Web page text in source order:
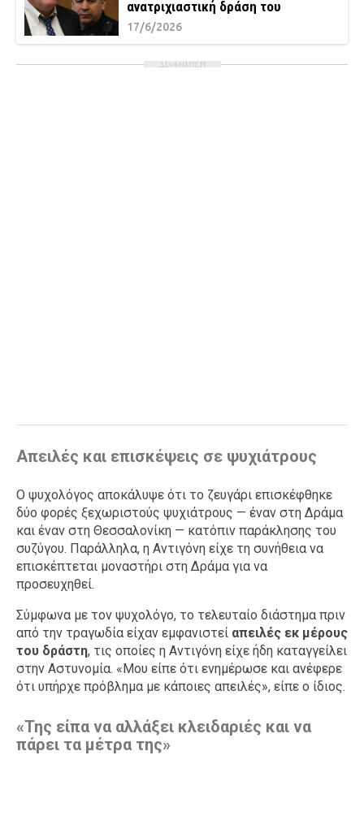
ανατριχιαστική δράση του
17/6/2026
ΔΙΑΦΗΜΙΣΗ
Απειλές και επισκέψεις σε ψυχιάτρους
Ο ψυχολόγος αποκάλυψε ότι το ζευγάρι επισκέφθηκε
δύο φορές ξεχωριστούς ψυχιάτρους — έναν στη Δράμα
και έναν στη Θεσσαλονίκη — κατόπιν παράκλησης του
συζύγου. Παράλληλα, η Αντιγόνη είχε τη συνήθεια να
επισκέπτεται μοναστήρι στη Δράμα για να
προσευχηθεί.
Σύμφωνα με τον ψυχολόγο, το τελευταίο διάστημα πριν
από την τραγωδία είχαν εμφανιστεί απειλές εκ μέρους
του δράστη, τις οποίες η Αντιγόνη είχε ήδη καταγγείλει
στην Αστυνομία. «Μου είπε ότι ενημέρωσε και ανέφερε
ότι υπήρχε πρόβλημα με κάποιες απειλές», είπε ο ίδιος.
«Της είπα να αλλάξει κλειδαριές και να
πάρει τα μέτρα της»